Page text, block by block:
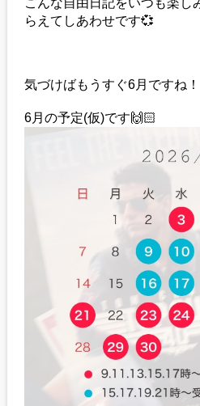
らえてしあわせです💞
気づけばもうすぐ6月ですね！
6月の予定(仮)です🙌🏻